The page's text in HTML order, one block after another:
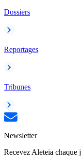
Dossiers
Reportages
Tribunes
Newsletter
Recevez Aleteia chaque